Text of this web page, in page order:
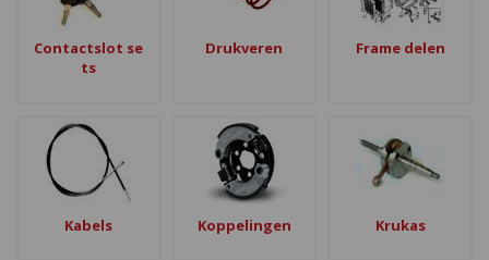
Contactslot se
ts
Drukveren Frame delen
Kabels Koppelingen Krukas